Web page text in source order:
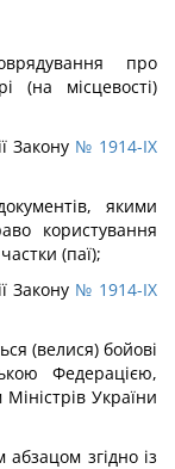
про
(на місцевості)
Закону № 1914-IX
якими
користування
(паї);
Закону № 1914-IX
(велися) бойові
Федерацією,
України
згідно із